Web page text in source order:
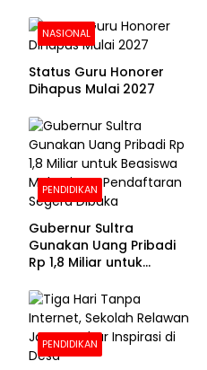
NASIONAL
Status Guru Honorer
Dihapus Mulai 2027
PENDIDIKAN
Gubernur Sultra
Gunakan Uang Pribadi
Rp 1,8 Miliar untuk
Pendaftaran Segera
Dibuka
PENDIDIKAN